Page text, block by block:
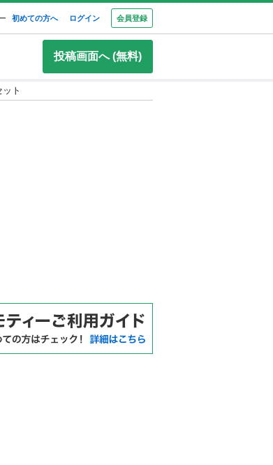
初めての方へ ログイン 会員登録
投稿画面へ (無料)
ト